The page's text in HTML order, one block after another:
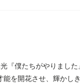
『僕たちがやりまし
能を開花させ、輝か